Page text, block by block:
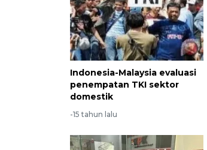
Indonesia-Malaysia evaluasi
penempatan TKI sektor
domestik
-15 tahun lalu